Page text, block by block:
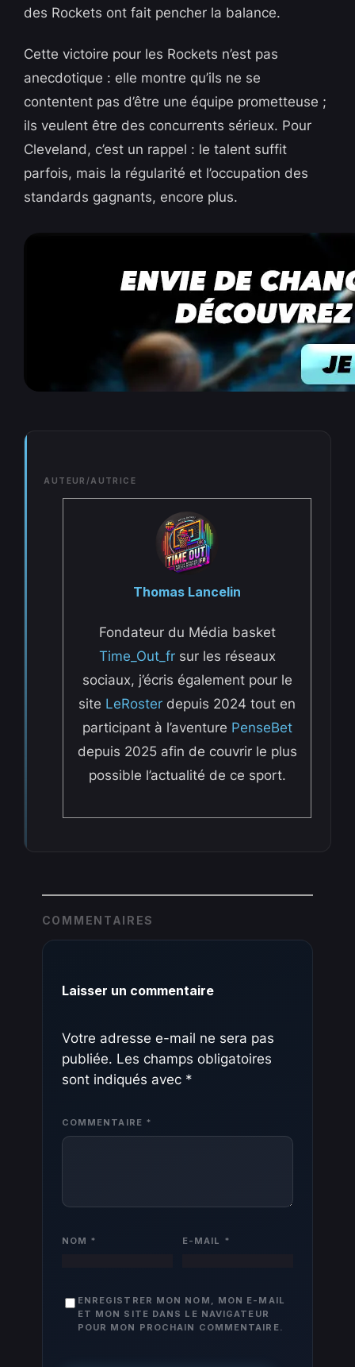
des Rockets ont fait pencher la balance.
Cette victoire pour les Rockets n’est pas
anecdotique : elle montre qu’ils ne se
contentent pas d’être une équipe prometteuse ;
ils veulent être des concurrents sérieux. Pour
Cleveland, c’est un rappel : le talent suffit
parfois, mais la régularité et l’occupation des
standards gagnants, encore plus.
AUTEUR/AUTRICE
Thomas Lancelin
Fondateur du Média basket
Time_Out_frsur les réseaux
sociaux, j’écris également pour le
site LeRoster depuis 2024 tout en
participant à l’aventure PenseBet
depuis 2025 afin de couvrir le plus
possible l’actualité de ce sport.
COMMENTAIRES
Laisser un commentaire
Votre adresse e-mail ne sera pas
publiée. Les champs obligatoires
sont indiqués avec *
COMMENTAIRE *
NOM * E-MAIL *
ENREGISTRER MON NOM, MON E-MAIL
ET MON SITE DANS LE NAVIGATEUR
POUR MON PROCHAIN COMMENTAIRE.